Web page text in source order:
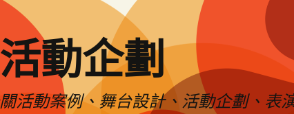
動企劃
活動案例、舞台設計、活動企劃、